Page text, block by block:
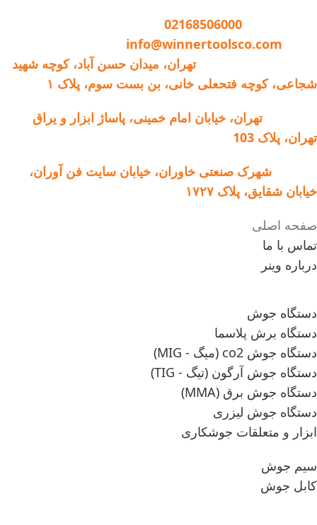
تنظیم اتوماتیک
امکان انتخاب الکترود
02168506000
info@winnertoolsco.com
تهران، میدان حسن آباد، کوچه شهید
شجاعی، کوچه فتحعلی خانی، بن بست سوم، پلاک ۱
تهران، خیابان امام خمینی، پاساژ ابزار و یراق
تهران، پلاک 103
شهرک صنعتی خاوران، خیابان سایت فن آوران،
خیابان شقایق، پلاک ۱۷۲۷
صفحه اصلی
تماس با ما
درباره وینر
دستگاه جوش
دستگاه برش پلاسما
دستگاه جوش co2 (میگ - MIG)
دستگاه جوش آرگون (تیگ - TIG)
دستگاه جوش برق (MMA)
دستگاه جوش لیزری
ابزار و متعلقات جوشکاری
سیم جوش
کابل جوش